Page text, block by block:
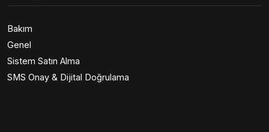
Bakım
Genel
Sistem Satın Alma
SMS Onay & Dijital Doğrulama